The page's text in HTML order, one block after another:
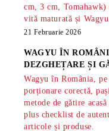
cm, 3 cm,
vită maturată și
21 Februarie 2026
WAGYU ÎN
DEZGHEȚARE ȘI
Wagyu în România,
porționare corectă,
metode de gătire
plus checklist de
articole și produse.